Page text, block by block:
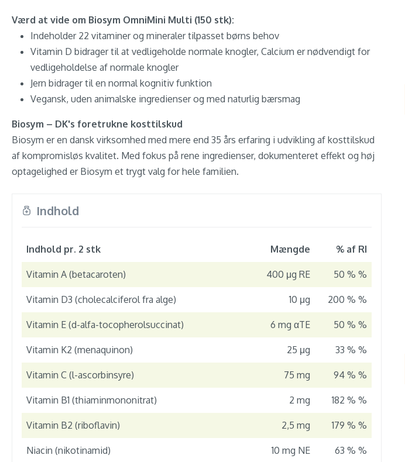
Værd at vide om Biosym OmniMini Multi (150 stk):
Indeholder 22 vitaminer og mineraler tilpasset børns behov
Vitamin D bidrager til at vedligeholde normale knogler, Calcium er nødvendigt for
vedligeholdelse af normale knogler
Jern bidrager til en normal kognitiv funktion
Vegansk, uden animalske ingredienser og med naturlig bærsmag
Biosym – DK's foretrukne kosttilskud
Biosym er en dansk virksomhed med mere end 35 års erfaring i udvikling af kosttilskud
af kompromisløs kvalitet. Med fokus på rene ingredienser, dokumenteret effekt og høj
optagelighed er Biosym et trygt valg for hele familien.
Indhold
Indhold pr. 2 stk Mængde % af RI
Vitamin A (betacaroten) 400 μg RE 50 % %
Vitamin D3 (cholecalciferol fra alge) 10 μg 200 % %
Vitamin E (d-alfa-tocopherolsuccinat) 6 mg αTE 50 % %
Vitamin K2 (menaquinon) 25 μg 33 % %
Vitamin C (l-ascorbinsyre) 75 mg 94 % %
Vitamin B1 (thiaminmononitrat) 2 mg 182 % %
Vitamin B2 (riboflavin) 2,5 mg 179 % %
Niacin (nikotinamid) 10 mg NE 63 % %